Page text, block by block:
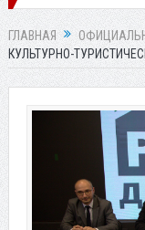
ГЛАВНАЯ
КУЛЬТУРНО-